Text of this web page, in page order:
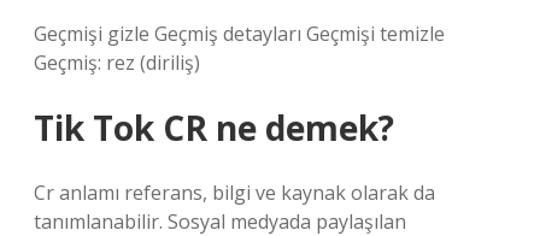
Geçmişi gizle Geçmiş detayları Geçmişi temizle
Geçmiş: rez (diriliş)
Tik Tok CR ne demek?
Cr anlamı referans, bilgi ve kaynak olarak da
tanımlanabilir. Sosyal medyada paylaşılan